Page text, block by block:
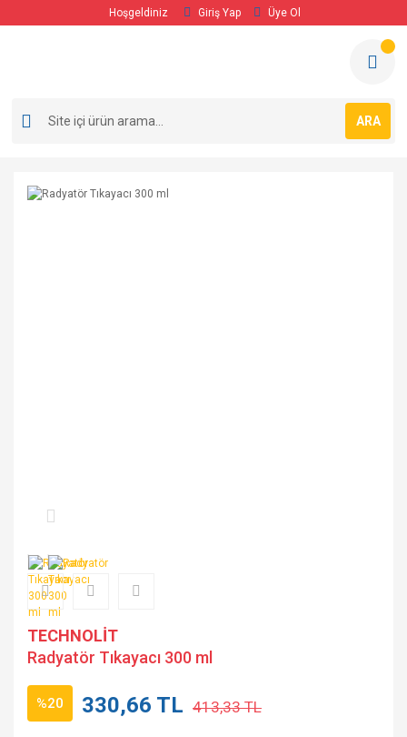
Hoşgeldiniz Giriş Yap Üye Ol
ARA
TECHNOLİT
Radyatör Tıkayacı 300 ml
%20 330,66 TL 413,33 TL